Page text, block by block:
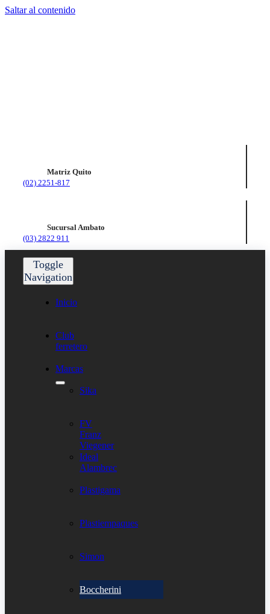
Saltar al contenido
Matriz Quito
(02) 2251-817
Sucursal Ambato
(03) 2822 911
Toggle
Navigation
Inicio
Club
ferretero
Marcas
Sika
FV
Franz
Viegener
Ideal
Alambrec
Plastigama
Plastiempaques
Simon
Boccherini